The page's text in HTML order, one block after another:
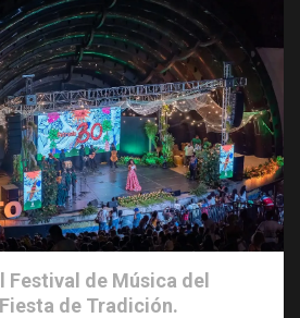
Festival de Música del
de Tradición.